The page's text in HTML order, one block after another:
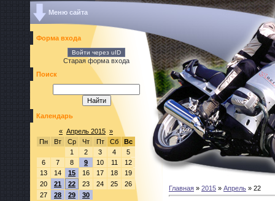
Меню сайта
Форма входа
Войти через uID
Старая форма входа
Поиск
Календарь
« Апрель 2015 »
Пн
Вт Ср Чт Пт Сб
Вс
1
2 3 4
5
6
7 8 9 10 11
12
13
14 15 16 17 18
19
20
21 22 23 24 25
26
27
28 29 30
Главная » 2015 » Апрель » 22